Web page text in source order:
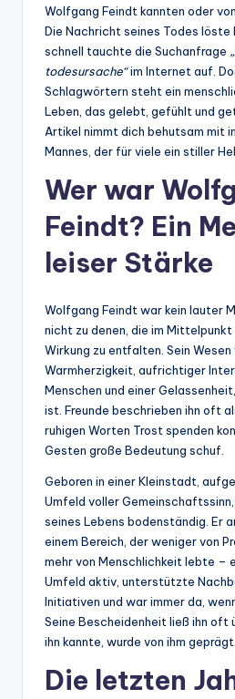
Wolfgang Feindt kannten oder
Die Nachricht seines Todes
schnell tauchte die Suchanfrage
todesursache“im Internet auf.
Schlagwörtern steht ein
Leben, das gelebt, gefühlt und
Artikel nimmt dich behutsam mit
Mannes, der für viele ein stiller
Wer war
Feindt? Ein
leiser Stärke
Wolfgang Feindt war kein lauter
nicht zu denen, die im
Wirkung zu entfalten. Sein
Warmherzigkeit, aufrichtiger
Menschen und einer
ist. Freunde beschrieben ihn oft
ruhigen Worten Trost spenden
Gesten große Bedeutung schuf.
Geboren in einer Kleinstadt,
Umfeld voller
seines Lebens bodenständig. Er
einem Bereich, der weniger von
mehr von Menschlichkeit lebte –
Umfeld aktiv, unterstützte
Initiativen und war immer da,
Seine Bescheidenheit ließ ihn oft
ihn kannte, wurde von ihm geprägt.
Die letzten